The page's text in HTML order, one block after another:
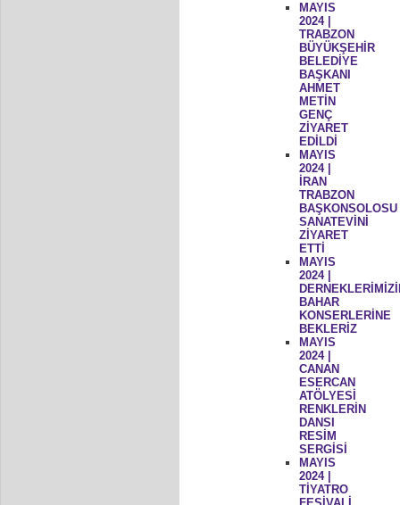
MAYIS
2024 |
TRABZON
BÜYÜKŞEHİR
BELEDİYE
BAŞKANI
AHMET
METİN
GENÇ
ZİYARET
EDİLDİ
MAYIS
2024 |
İRAN
TRABZON
BAŞKONSOLOSU
SANATEVİNİ
ZİYARET
ETTİ
MAYIS
2024 |
BAHAR
KONSERLERİNE
BEKLERİZ
MAYIS
2024 |
CANAN
ESERCAN
ATÖLYESİ
RENKLERİN
DANSI
RESİM
SERGİSİ
MAYIS
2024 |
TİYATRO